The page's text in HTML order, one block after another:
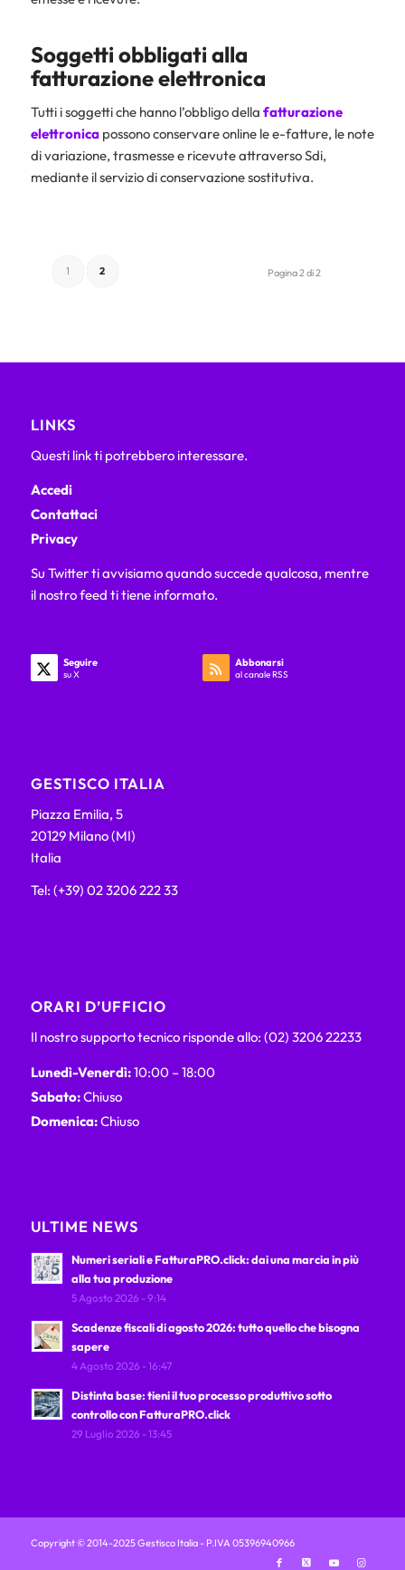
Soggetti obbligati alla
fatturazione elettronica
Tutti i soggetti che hanno l’obbligo della fatturazione
elettronicapossono conservare online le e-fatture, le note
di variazione, trasmesse e ricevute attraverso Sdi,
mediante il servizio di conservazione sostitutiva.
Pagina 2 di 2
1 2
LINKS
Questi link ti potrebbero interessare.
Accedi
Contattaci
Privacy
Su Twitter ti avvisiamo quando succede qualcosa, mentre
il nostro feed ti tiene informato.
Seguire
su X
Abbonarsi
al canale RSS
GESTISCO ITALIA
Piazza Emilia, 5
20129 Milano (MI)
Italia
Tel: (+39) 02 3206 222 33
ORARI D’UFFICIO
Il nostro supporto tecnico risponde allo: (02) 3206 22233
Lunedì-Venerdì:10:00 – 18:00
Sabato:Chiuso
Domenica:Chiuso
ULTIME NEWS
Numeri seriali e FatturaPRO.click: dai una marcia in più
alla tua produzione
5 Agosto 2026 - 9:14
Scadenze fiscali di agosto 2026: tutto quello che bisogna
sapere
4 Agosto 2026 - 16:47
Distinta base: tieni il tuo processo produttivo sotto
controllo con FatturaPRO.click
29 Luglio 2026 - 13:45
Copyright © 2014-2025 Gestisco Italia - P.IVA 05396940966